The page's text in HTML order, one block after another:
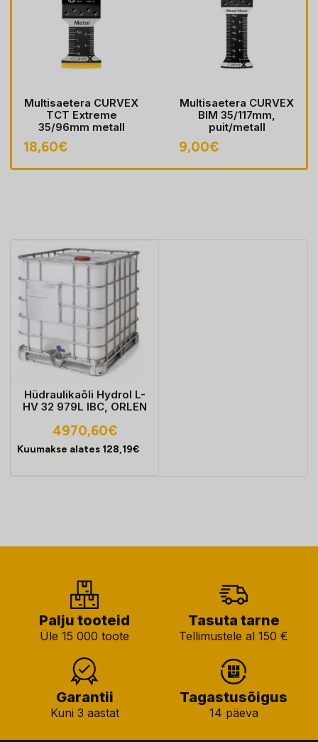
Multisaetera CURVEX
TCT Extreme
35/96mm metall
18,60€
Multisaetera CURVEX
BIM 35/117mm,
puit/metall
9,00€
Hüdraulikaõli Hydrol L-
HV 32 979L IBC, ORLEN
4970,60€
Kuumakse alates 128,19€
Palju tooteid
Üle 15 000 toote
Tasuta tarne
Tellimustele al 150 €
Garantii
Kuni 3 aastat
Tagastusõigus
14 päeva